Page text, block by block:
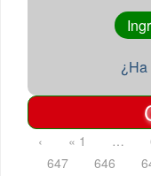
‹ « 1 …
647
646